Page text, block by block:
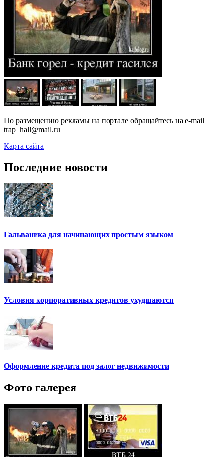
По размещению рекламы на портале обращайтесь на e-mail
trap_hall@mail.ru
Карта сайта
Последние новости
Гальваника для начинающих простым языком
Условия корпоративных кредитов ухудшаются
Оформление кредита под залог недвижимости
Фото галерея